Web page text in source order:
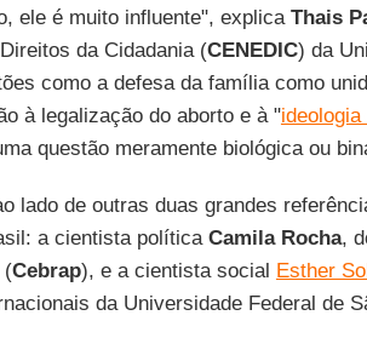
ele é muito influente", explica Thais
da Cidadania (CENEDIC) da
como a defesa da família como
à legalização do aborto e à "ideologia
questão meramente biológica ou
lado de outras duas grandes
a cientista política Camila Rocha,
(Cebrap), e a cientista social Esther
da Universidade Federal de